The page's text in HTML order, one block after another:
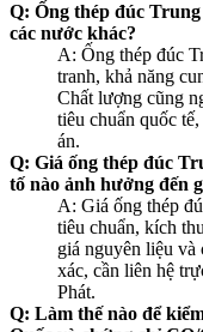
Q: Ống thép đúc
các nước khác?
A: Ống thép đúc
tranh, khả năng
Chất lượng cũng
tiêu chuẩn quốc
án.
Q: Giá ống thép đúc
tố nào ảnh hưởng đến
A: Giá ống thép
tiêu chuẩn, kích
giá nguyên liệu
xác, cần liên hệ
Phát.
Q: Làm thế nào để